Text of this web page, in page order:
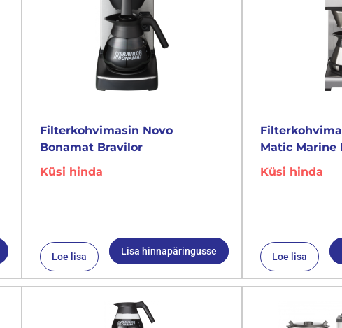
Filterkohvimasin Novo
Bonamat Bravilor
Küsi hinda
Loe lisa Lisa hinnapäringusse
Matic Marine
Küsi hinda
Loe lisa